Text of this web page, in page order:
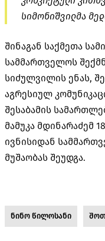
სიმონიშვილმა
შინაგან საქმეთა
სამმართველოს
სიძულვილის ენას,
აგრესიულ
შესაბამის
მამუკა მდინარაძემ
ივნისიდან
მუშაობას შეუდგა.
ნინო წილოსანი